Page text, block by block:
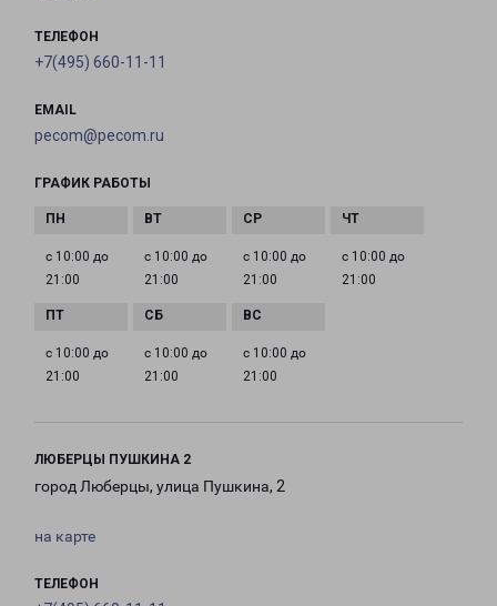
ТЕЛЕФОН
+7(495) 660-11-11
EMAIL
pecom@pecom.ru
ГРАФИК РАБОТЫ
с 10:00 до
21:00
с 10:00 до
21:00
с 10:00 до
21:00
с 10:00 до
21:00
с 10:00 до
21:00
с 10:00 до
21:00
с 10:00 до
21:00
ЛЮБЕРЦЫ ПУШКИНА 2
город Люберцы, улица Пушкина, 2
на карте
ТЕЛЕФОН